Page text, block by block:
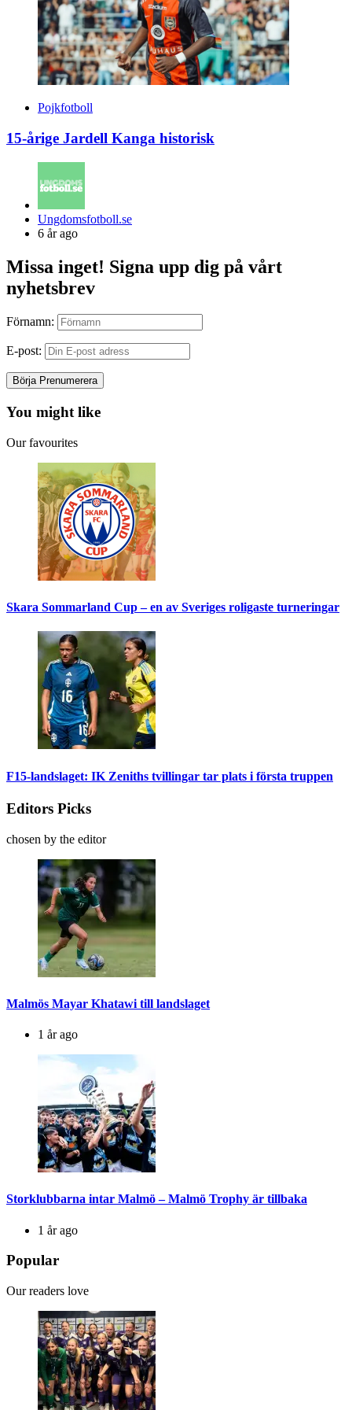
Pojkfotboll
15-årige Jardell Kanga historisk
Posted
by
Ungdomsfotboll.se
6 år ago
Missa inget! Signa upp dig på vårt
nyhetsbrev
Förnamn:
E-post:
You might like
Our favourites
Skara Sommarland Cup – en av Sveriges roligaste turneringar
F15-landslaget: IK Zeniths tvillingar tar plats i första truppen
Editors Picks
chosen by the editor
Malmös Mayar Khatawi till landslaget
1 år ago
Storklubbarna intar Malmö – Malmö Trophy är tillbaka
1 år ago
Popular
Our readers love